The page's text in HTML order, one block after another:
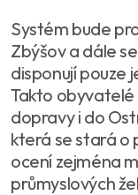
Systém bude
Zbýšov a dále
disponují pouze
Takto obyvatelé
dopravy i do
která se stará o
ocení zejména
průmyslových